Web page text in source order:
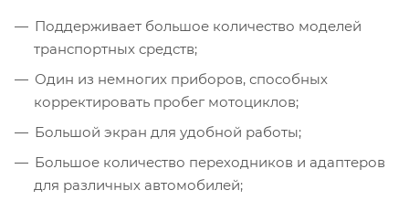
Поддерживает большое количество моделей
транспортных средств;
Один из немногих приборов, способных
корректировать пробег мотоциклов;
Большой экран для удобной работы;
Большое количество переходников и адаптеров
для различных автомобилей;